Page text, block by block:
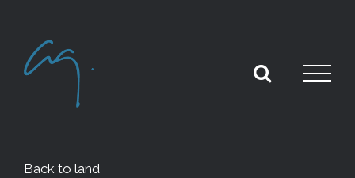
content
Back to land